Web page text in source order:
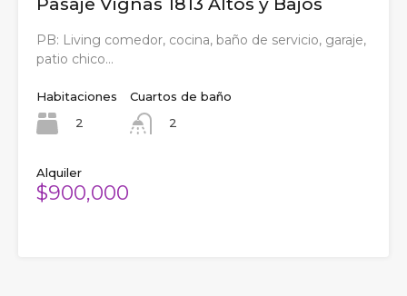
PB: Living comedor, cocina, baño de servicio, garaje,
patio chico…
Habitaciones
2
Cuartos de baño
2
Alquiler
$900,000